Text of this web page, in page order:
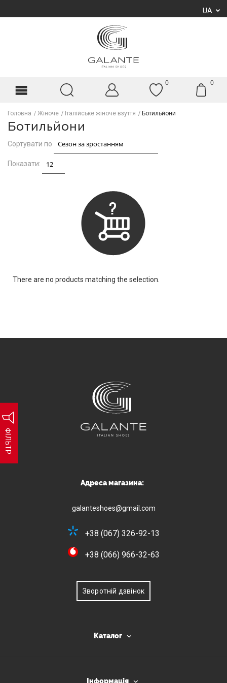
UA
0 0
Головна Жіноче Італійське жіноче взуття Ботильйони
Ботильйони
ФІЛЬТР
Сортувати по
Показати:
There are no products matching the selection.
Адреса магазина:
galanteshoes@gmail.com
+38 (067) 326-92-13
+38 (066) 966-32-63
Зворотній дзвінок
Каталог
Інформація